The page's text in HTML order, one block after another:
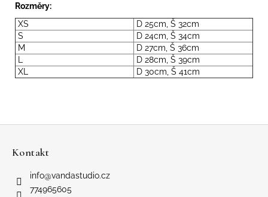
Rozměry:
XS
D 25cm, Š 32cm
S
D 24cm, Š 34cm
M
D 27cm, Š 36cm
L
D 28cm, Š 39cm
XL
D 30cm, Š 41cm
Kontakt
info@vandastudio.cz
774965605